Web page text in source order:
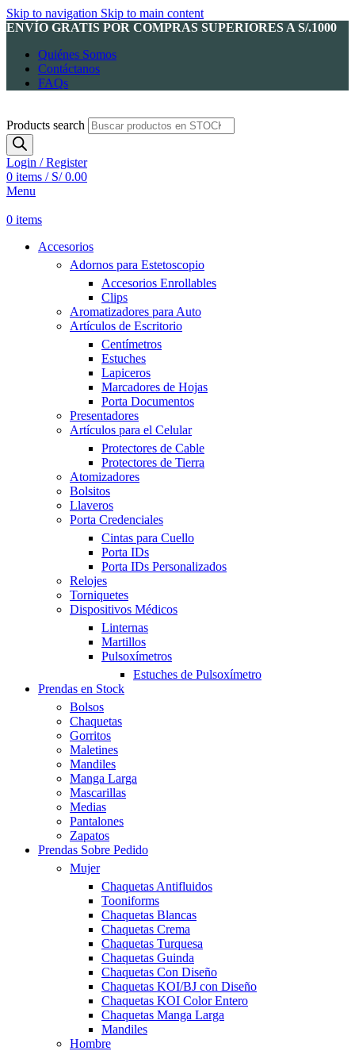
Skip to navigation Skip to main content
ENVÍO GRATIS POR COMPRAS SUPERIORES A S/.1000
Quiénes Somos
Contáctanos
FAQs
Products search
Login / Register
0 items / S/0.00
Menu
0 items
Accesorios
Adornos para Estetoscopio
Accesorios Enrollables
Clips
Aromatizadores para Auto
Artículos de Escritorio
Centímetros
Estuches
Lapiceros
Marcadores de Hojas
Porta Documentos
Presentadores
Artículos para el Celular
Protectores de Cable
Protectores de Tierra
Atomizadores
Bolsitos
Llaveros
Porta Credenciales
Cintas para Cuello
Porta IDs
Porta IDs Personalizados
Relojes
Torniquetes
Dispositivos Médicos
Linternas
Martillos
Pulsoxímetros
Estuches de Pulsoxímetro
Prendas en Stock
Bolsos
Chaquetas
Gorritos
Maletines
Mandiles
Manga Larga
Mascarillas
Medias
Pantalones
Zapatos
Prendas Sobre Pedido
Mujer
Chaquetas Antifluidos
Tooniforms
Chaquetas Blancas
Chaquetas Crema
Chaquetas Turquesa
Chaquetas Guinda
Chaquetas Con Diseño
Chaquetas KOI/BJ con Diseño
Chaquetas KOI Color Entero
Chaquetas Manga Larga
Mandiles
Hombre